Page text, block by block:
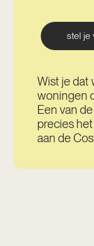
stel je
Wist je dat
woningen
Een van
precies
aan de